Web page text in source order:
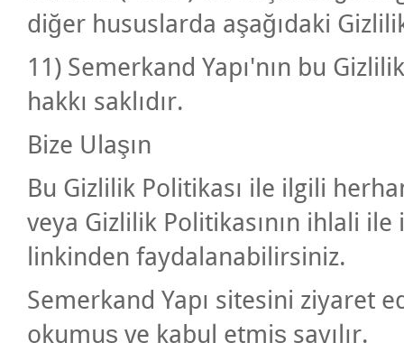
diğer hususlarda aşağıdaki
11) Semerkand Yapı'nın bu
hakkı saklıdır.
Bize Ulaşın
Bu Gizlilik Politikası ile ilgili
veya Gizlilik Politikasının ihlali
linkinden faydalanabilirsiniz.
Semerkand Yapı sitesini ziyaret
okumuş ve kabul etmiş sayılır.